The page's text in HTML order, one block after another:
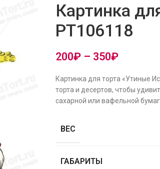
Картинка
PT106118
200₽ – 350₽
Картинка для торта «Утиные
торта и десертов, чтобы
сахарной или вафельной
ВЕС
ГАБАРИТЫ